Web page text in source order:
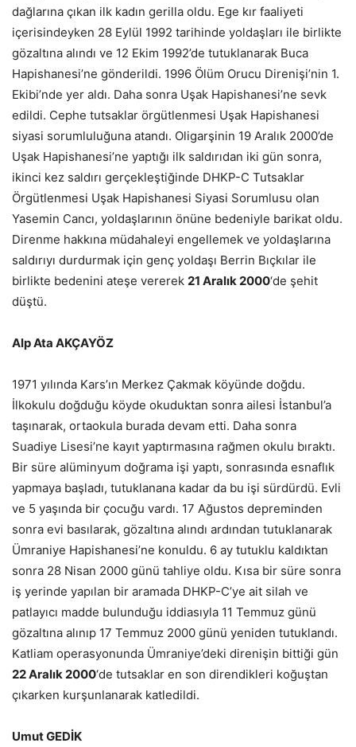
dağlarına çıkan ilk kadın gerilla oldu. Ege kır faaliyeti
içerisindeyken 28 Eylül 1992 tarihinde yoldaşları ile birlikte
gözaltına alındı ve 12 Ekim 1992’de tutuklanarak Buca
Hapishanesi’ne gönderildi. 1996 Ölüm Orucu Direnişi’nin 1.
Ekibi’nde yer aldı. Daha sonra Uşak Hapishanesi’ne sevk
edildi. Cephe tutsaklar örgütlenmesi Uşak Hapishanesi
siyasi sorumluluğuna atandı. Oligarşinin 19 Aralık 2000’de
Uşak Hapishanesi’ne yaptığı ilk saldırıdan iki gün sonra,
ikinci kez saldırı gerçekleştiğinde DHKP-C Tutsaklar
Örgütlenmesi Uşak Hapishanesi Siyasi Sorumlusu olan
Yasemin Cancı, yoldaşlarının önüne bedeniyle barikat oldu.
Direnme hakkına müdahaleyi engellemek ve yoldaşlarına
saldırıyı durdurmak için genç yoldaşı Berrin Bıçkılar ile
birlikte bedenini ateşe vererek 21 Aralık 2000‘de şehit
düştü.
Alp Ata AKÇAYÖZ
1971 yılında Kars’ın Merkez Çakmak köyünde doğdu.
İlkokulu doğduğu köyde okuduktan sonra ailesi İstanbul’a
taşınarak, ortaokula burada devam etti. Daha sonra
Suadiye Lisesi’ne kayıt yaptırmasına rağmen okulu bıraktı.
Bir süre alüminyum doğrama işi yaptı, sonrasında esnaflık
yapmaya başladı, tutuklanana kadar da bu işi sürdürdü. Evli
ve 5 yaşında bir çocuğu vardı. 17 Ağustos depreminden
sonra evi basılarak, gözaltına alındı ardından tutuklanarak
Ümraniye Hapishanesi’ne konuldu. 6 ay tutuklu kaldıktan
sonra 28 Nisan 2000 günü tahliye oldu. Kısa bir süre sonra
iş yerinde yapılan bir aramada DHKP-C’ye ait silah ve
patlayıcı madde bulunduğu iddiasıyla 11 Temmuz günü
gözaltına alınıp 17 Temmuz 2000 günü yeniden tutuklandı.
Katliam operasyonunda Ümraniye’deki direnişin bittiği gün
22 Aralık 2000‘de tutsaklar en son direndikleri koğuştan
çıkarken kurşunlanarak katledildi.
Umut GEDİK